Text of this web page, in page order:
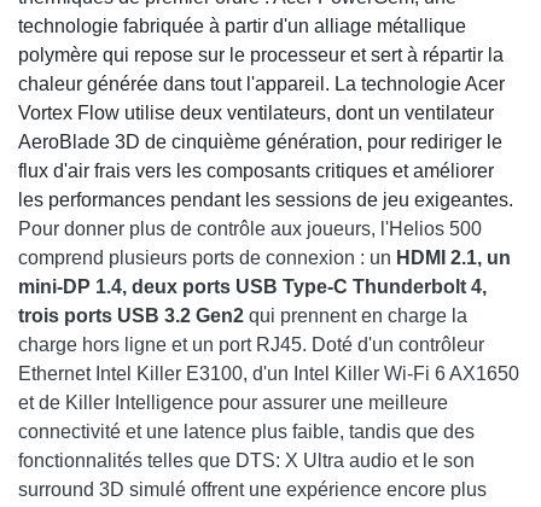
technologie fabriquée à partir d'un alliage métallique
polymère qui repose sur le processeur et sert à répartir la
chaleur générée dans tout l'appareil. La technologie Acer
Vortex Flow utilise deux ventilateurs, dont un ventilateur
AeroBlade 3D de cinquième génération, pour rediriger le
flux d'air frais vers les composants critiques et améliorer
les performances pendant les sessions de jeu exigeantes.
Pour donner plus de contrôle aux joueurs, l'Helios 500
comprend plusieurs ports de connexion : un HDMI 2.1, un
mini-DP 1.4, deux ports USB Type-C Thunderbolt 4,
trois ports USB 3.2 Gen2 qui prennent en charge la
charge hors ligne et un port RJ45. Doté d'un contrôleur
Ethernet Intel Killer E3100, d'un Intel Killer Wi-Fi 6 AX1650
et de Killer Intelligence pour assurer une meilleure
connectivité et une latence plus faible, tandis que des
fonctionnalités telles que DTS: X Ultra audio et le son
surround 3D simulé offrent une expérience encore plus